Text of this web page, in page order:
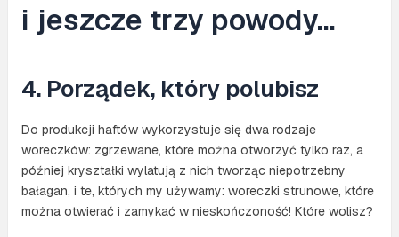
i jeszcze trzy powody…
4. Porządek, który polubisz
Do produkcji haftów wykorzystuje się dwa rodzaje
woreczków: zgrzewane, które można otworzyć tylko raz, a
później kryształki wylatują z nich tworząc niepotrzebny
bałagan, i te, których my używamy: woreczki strunowe, które
można otwierać i zamykać w nieskończoność! Które wolisz?